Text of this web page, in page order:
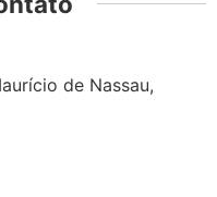
de Nassau,